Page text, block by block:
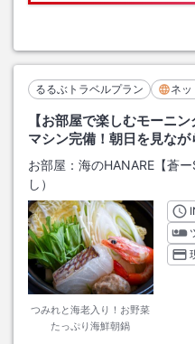
るるぶトラベルプラン ネッ
【お部屋で楽しむモーニ
マシン完備！朝日を見な
お部屋： 海のHANARE【蒼ー
し）
つみれと海老入り！お野菜
たっぷり海鮮朝鍋